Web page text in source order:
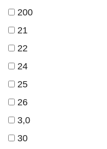
200
21
22
24
25
26
3,0
30